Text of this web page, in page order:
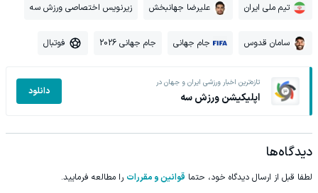
تیم ملی ایران علیرضا جهانبخش زیرنویس اختصاصی ورزش سه
سامان قدوس جام جهانی جام جهانی 2026 فوتبال
تازه‌ترین اخبار ورزشی ایران و جهان در
اپلیکیشن ورزش سه دانلود
دیدگاه‌ها
لطفا قبل از ارسال دیدگاه خود، حتما قوانین و مقررات را مطالعه فرمایید.